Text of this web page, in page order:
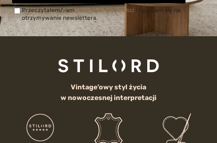
Przeczytałem/-amPolitykę prywatności i zgadzam się na
otrzymywanie newslettera.
Vintage’owy styl życia
w nowoczesnej interpretacji